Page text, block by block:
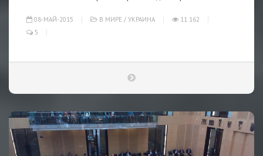
08-МАЙ-2015 В МИРЕ / УКРАИНА
11 162
5